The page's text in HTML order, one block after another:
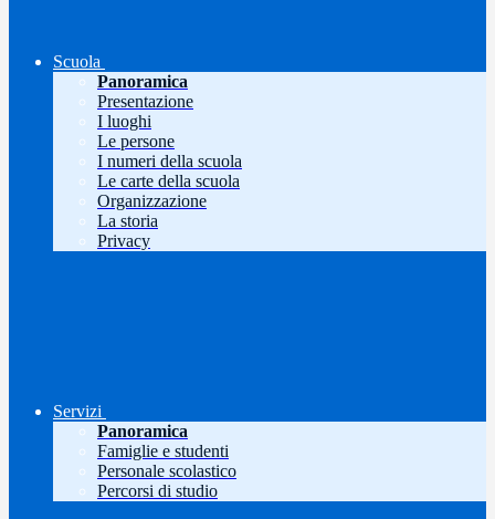
Scuola
Panoramica
Presentazione
I luoghi
Le persone
I numeri della scuola
Le carte della scuola
Organizzazione
La storia
Privacy
Servizi
Panoramica
Famiglie e studenti
Personale scolastico
Percorsi di studio